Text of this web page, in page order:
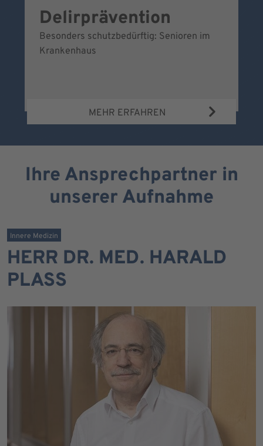
Delirprävention
Besonders schutzbedürftig: Senioren im
Krankenhaus
MEHR ERFAHREN
Ihre Ansprechpartner in
unserer Aufnahme
Innere Medizin
HERR DR. MED. HARALD
PLASS